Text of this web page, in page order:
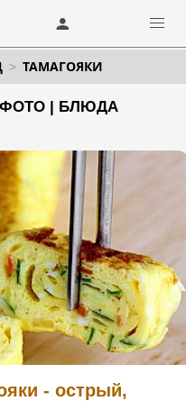
ТАМАГОЯКИ
ФОТО | БЛЮДА
- острый,